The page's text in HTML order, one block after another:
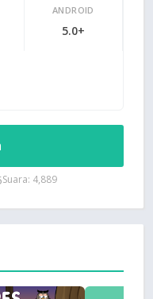
ANDROID
5.0+
Suara: 4,889